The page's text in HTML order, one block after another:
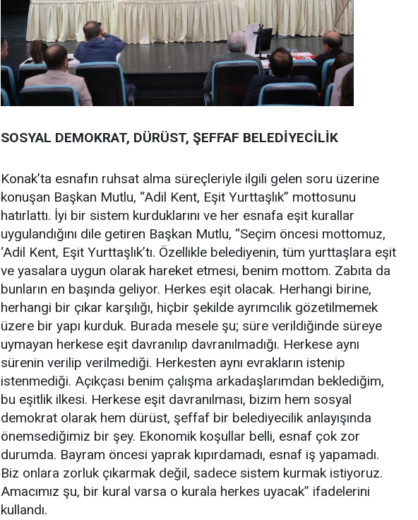
SOSYAL DEMOKRAT, DÜRÜST, ŞEFFAF BELEDİYECİLİK
Konak’ta esnafın ruhsat alma süreçleriyle ilgili gelen soru üzerine
konuşan Başkan Mutlu, “Adil Kent, Eşit Yurttaşlık” mottosunu
hatırlattı. İyi bir sistem kurduklarını ve her esnafa eşit kurallar
uygulandığını dile getiren Başkan Mutlu, “Seçim öncesi mottomuz,
‘Adil Kent, Eşit Yurttaşlık’tı. Özellikle belediyenin, tüm yurttaşlara eşit
ve yasalara uygun olarak hareket etmesi, benim mottom. Zabıta da
bunların en başında geliyor. Herkes eşit olacak. Herhangi birine,
herhangi bir çıkar karşılığı, hiçbir şekilde ayrımcılık gözetilmemek
üzere bir yapı kurduk. Burada mesele şu; süre verildiğinde süreye
uymayan herkese eşit davranılıp davranılmadığı. Herkese aynı
sürenin verilip verilmediği. Herkesten aynı evrakların istenip
istenmediği. Açıkçası benim çalışma arkadaşlarımdan beklediğim,
bu eşitlik ilkesi. Herkese eşit davranılması, bizim hem sosyal
demokrat olarak hem dürüst, şeffaf bir belediyecilik anlayışında
önemsediğimiz bir şey. Ekonomik koşullar belli, esnaf çok zor
durumda. Bayram öncesi yaprak kıpırdamadı, esnaf iş yapamadı.
Biz onlara zorluk çıkarmak değil, sadece sistem kurmak istiyoruz.
Amacımız şu, bir kural varsa o kurala herkes uyacak” ifadelerini
kullandı.